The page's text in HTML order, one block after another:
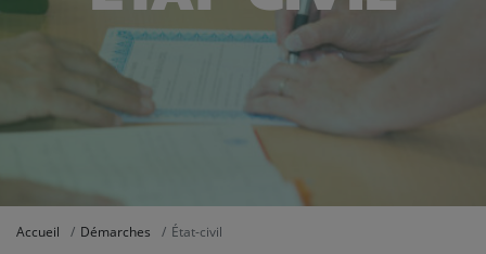
Accueil Démarches État-civil